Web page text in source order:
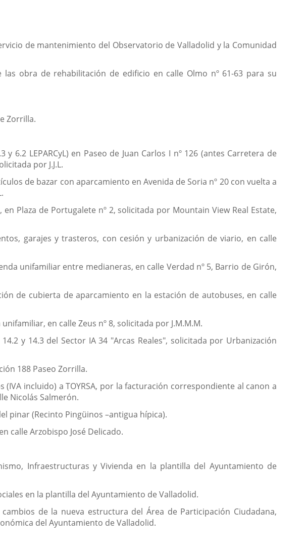
de mantenimiento del Observatorio de Valladolid y la Comunidad
obra de rehabilitación de edificio en calle Olmo nº 61-63 para su
Zorrilla.
LEPARCyL) en Paseo de Juan Carlos I nº 126 (antes Carretera de
por J.J.L.
de bazar con aparcamiento en Avenida de Soria nº 20 con vuelta a
Plaza de Portugalete nº 2, solicitada por Mountain View Real Estate,
garajes y trasteros, con cesión y urbanización de viario, en calle
unifamiliar entre medianeras, en calle Verdad nº 5, Barrio de Girón,
de cubierta de aparcamiento en la estación de autobuses, en calle
en calle Zeus nº 8, solicitada por J.M.M.M.
y 14.3 del Sector IA 34 "Arcas Reales", solicitada por Urbanización
188 Paseo Zorrilla.
incluido) a TOYRSA, por la facturación correspondiente al canon a
Nicolás Salmerón.
pinar (Recinto Pingüinos –antigua hípica).
calle Arzobispo José Delicado.
Infraestructuras y Vivienda en la plantilla del Ayuntamiento de
en la plantilla del Ayuntamiento de Valladolid.
de la nueva estructura del Área de Participación Ciudadana,
del Ayuntamiento de Valladolid.